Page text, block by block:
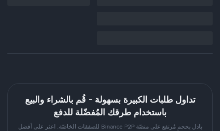
تداول طلبات الكبيرة بسهولة - قُم بالشراء والبيع
باستخدام طرقك المُفضّلة للدفع
بادل بحجمٍ مُرتفع على منصّة Binance P2P للصفقات الخاصّة. اعثر على أفضل